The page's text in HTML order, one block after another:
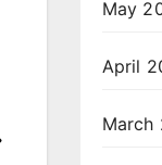
May
April
March